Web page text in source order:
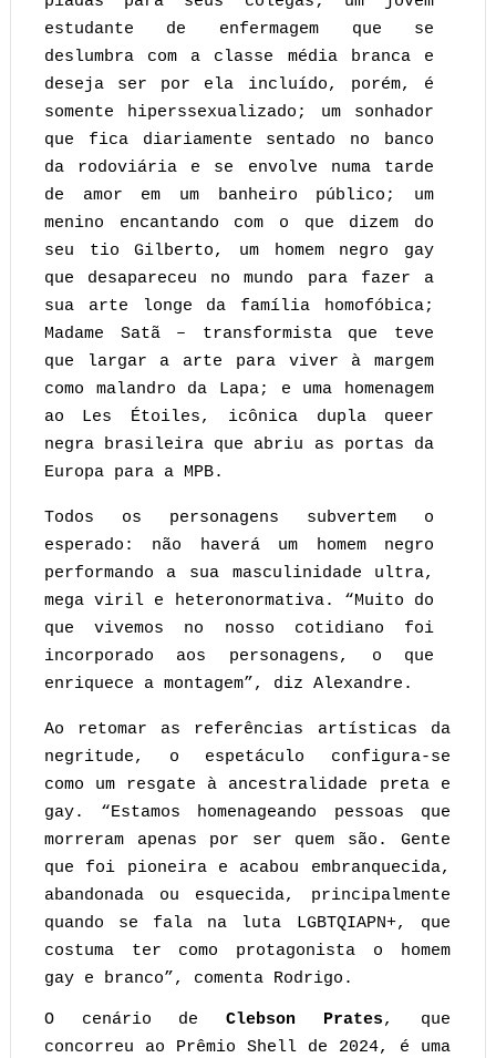
estudante de enfermagem que se
deslumbra com a classe média branca e
deseja ser por ela incluído, porém, é
somente hiperssexualizado; um sonhador
que fica diariamente sentado no banco
da rodoviária e se envolve numa tarde
de amor em um banheiro público; um
menino encantando com o que dizem do
seu tio Gilberto, um homem negro gay
que desapareceu no mundo para fazer a
sua arte longe da família homofóbica;
Madame Satã – transformista que teve
que largar a arte para viver à margem
como malandro da Lapa; e uma homenagem
ao Les Étoiles, icônica dupla queer
negra brasileira que abriu as portas da
Europa para a MPB.
Todos os personagens subvertem o
esperado: não haverá um homem negro
performando a sua masculinidade ultra,
mega viril e heteronormativa. “Muito do
que vivemos no nosso cotidiano foi
incorporado aos personagens, o que
enriquece a montagem”, diz Alexandre.
Ao retomar as referências artísticas da
negritude, o espetáculo configura-se
como um resgate à ancestralidade preta e
gay. “Estamos homenageando pessoas que
morreram apenas por ser quem são. Gente
que foi pioneira e acabou embranquecida,
abandonada ou esquecida, principalmente
quando se fala na luta LGBTQIAPN+, que
costuma ter como protagonista o homem
gay e branco”, comenta Rodrigo.
O cenário deClebson Prates, que
concorreu ao Prêmio Shell de 2024, é uma